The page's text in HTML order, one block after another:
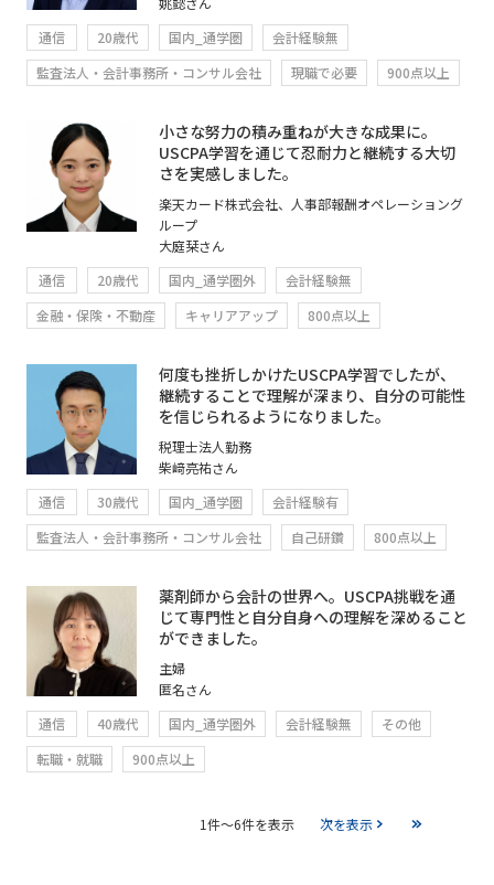
通信
20歳代 国内_通学圏
会計経験無
監査法人・会計事務所・コンサル会社
現職で必要 900点以上
小さな努力の積み重ねが大きな成果に。
USCPA学習を通じて忍耐力と継続する大切
さを実感しました。
楽天カード株式会社、人事部報酬オペレーショング
ループ
大庭栞さん
通信
20歳代 国内_通学圏外
会計経験無
金融・保険・不動産
キャリアアップ 800点以上
何度も挫折しかけたUSCPA学習でしたが、
継続することで理解が深まり、自分の可能性
を信じられるようになりました。
税理士法人勤務
柴﨑亮祐さん
通信
30歳代 国内_通学圏
会計経験有
監査法人・会計事務所・コンサル会社
自己研鑽 800点以上
薬剤師から会計の世界へ。USCPA挑戦を通
じて専門性と自分自身への理解を深めること
ができました。
主婦
匿名さん
通信
40歳代 国内_通学圏外 会計経験無
その他
転職・就職
900点以上
1件～6件を表示 次を表示